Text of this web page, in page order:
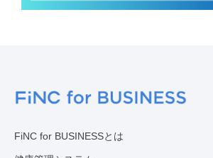
FiNC for BUSINESSとは